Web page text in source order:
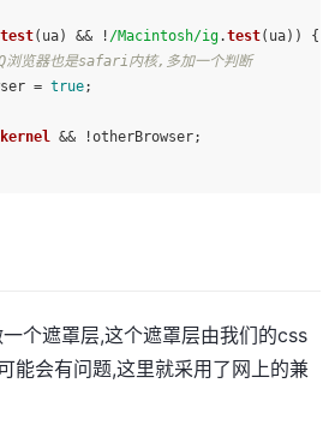
test(ua) && ! /Macintosh/ig.test(ua)) {
浏览器也是safari内核,多加一个判断
=
true;
&& !otherBrowser;
个遮罩层,这个遮罩层由我们的css
能会有问题,这里就采用了网上的兼